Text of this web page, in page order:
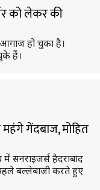
को लेकर की
आगाज हो चुका है।
हैं।
गेंदबाज, मोहित
सनराइजर्स हैदराबाद
बल्लेबाजी करते हुए